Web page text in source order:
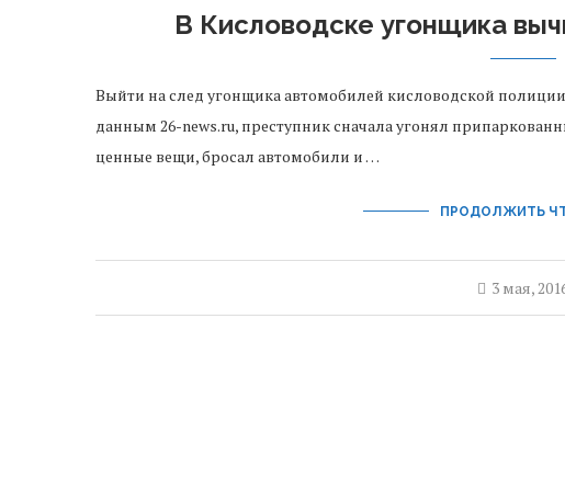
В Кисловодске угонщика
Выйти на след угонщика автомобилей кисловодской
данным 26-news.ru, преступник сначала угонял
ценные вещи, бросал автомобили и …
ПРОДОЛЖИТЬ
3 мая,